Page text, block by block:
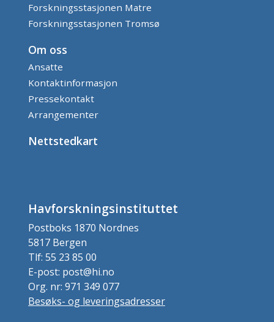
Forskningsstasjonen Matre
Forskningsstasjonen Tromsø
Om oss
Ansatte
Kontaktinformasjon
Pressekontakt
Arrangementer
Nettstedkart
Havforskningsinstituttet
Postboks 1870 Nordnes
5817 Bergen
Tlf: 55 23 85 00
E-post: post@hi.no
Org. nr: 971 349 077
Besøks- og leveringsadresser